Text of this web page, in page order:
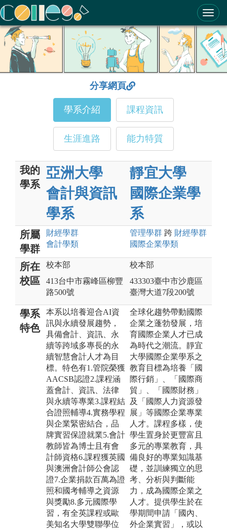
ColleGo! 大學選才與高中育才輔助系統
分享網頁
學系介紹 課程資訊
生涯進路 能力特質
我的
學系
亞洲大學
會計與資訊
學系
靜宜大學
國際企業學
系
所屬
學群
財經學群
會計學類
管理學群 跨 財經學群
國際企業學類
所在
校區
校本部
413台中市霧峰區柳豐
路500號
校本部
433303臺中市沙鹿區
臺灣大道7段200號
學系
特色
本系以培養迎合AI資
訊與永續發展趨勢，
具備會計、資訊、永
續等跨域多專長的永
續智慧會計人才為目
標。特色有1.管院榮獲
AACSB認證2.課程涵
蓋會計、資訊、法律
與永續等專業3.課程結
合證照輔導4.實務學程
與企業緊密結合，品
牌實習保證就業5.會計
教師皆為博士且有會
計師資格6.課程獲英國
與澳洲會計師公會認
證7.企業捐款百萬為證
照和國考輔導之資源
與獎勵8.多元國際學
習，有全英課程或歐
美知名大學雙聯學位
全球化趨勢帶動國際
企業之蓬勃發展，培
育國際企業人才已成
為時代之潮流。靜宜
大學國際企業學系之
教育目標為培養「國
際行銷」、「國際商
貿」、「國際財務」
及「國際人力資源發
展」等國際企業專業
人才。課程多樣，使
學生置身於更豐富且
多元的專業教育，具
備良好的專業知識基
礎，並訓練獨立的思
考、分析與判斷能
力，成為國際企業之
人才。提供學生於在
學期間申請「國內、
外企業實習」，或以